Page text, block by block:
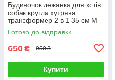
Будиночок лежанка для котів
собак кругла хутряна
трансформер 2 в 1 35 см M
Готово до відправки
650 ₴ 950 ₴
Купити